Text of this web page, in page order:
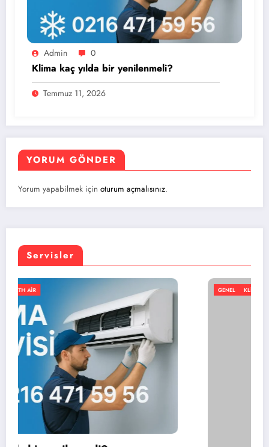
Admin 0
Klima kaç yılda bir yenilenmeli?
Temmuz 11, 2026
YORUM GÖNDER
Yorum yapabilmek için oturum açmalısınız.
Servisler